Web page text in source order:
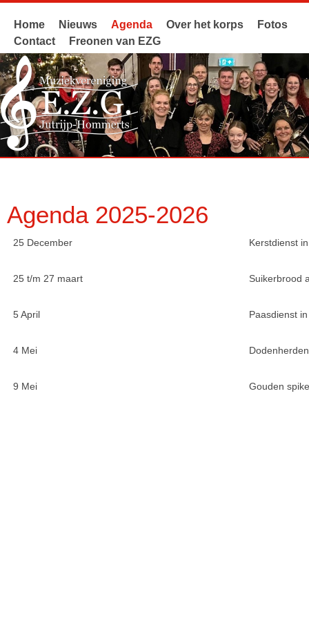
Home Nieuws Agenda Over het korps
Fotos
Contact
Freonen van EZG
Agenda 2025-2026
25 December Kerstdienst
25 t/m 27 maart Suikerbrood
5 April Paasdienst
4 Mei
9 Mei Gouden